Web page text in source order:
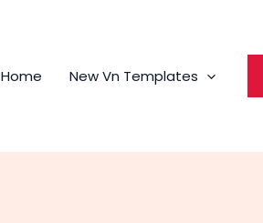
Home New Vn Templates